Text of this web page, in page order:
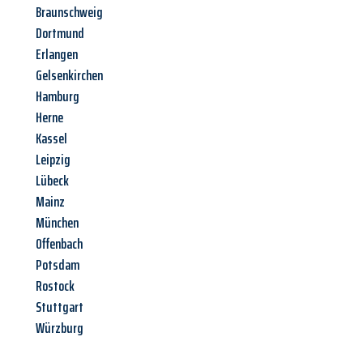
Braunschweig
Dortmund
Erlangen
Gelsenkirchen
Hamburg
Herne
Kassel
Leipzig
Lübeck
Mainz
München
Offenbach
Potsdam
Rostock
Stuttgart
Würzburg